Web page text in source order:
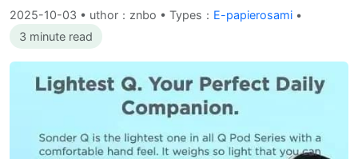
2025-10-03 • uthor：znbo • Types： E-papierosami •
3 minute read